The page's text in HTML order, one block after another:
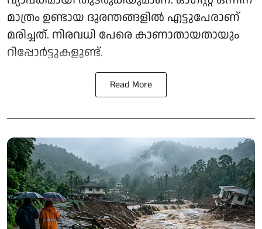
മാത്രം ഉണ്ടായ ദുരന്തങ്ങളിൽ എട്ടുപേരാണ്
മരിച്ചത്. നിരവധി പേരെ കാണാതായതായും
റിപ്പോര്‍ട്ടുകളുണ്ട്.
Read More